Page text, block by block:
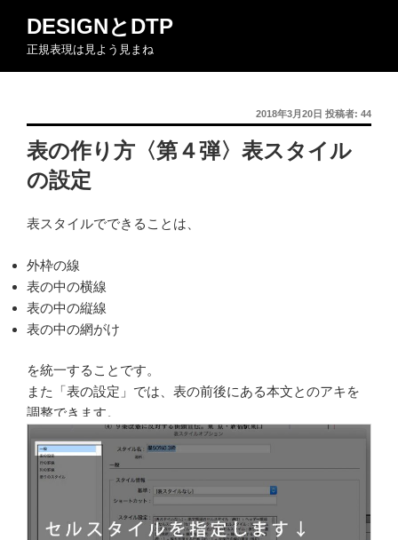
ン
DESIGNとDTP
正規表現は見よう見まね
投
稿
日:
2018年3月20日 投稿者: 44
表の作り方〈第４弾〉表スタイル
の設定
表スタイルでできることは、
外枠の線
表の中の横線
表の中の縦線
表の中の網がけ
を統一することです。
また「表の設定」では、表の前後にある本文とのアキを
調整できます。